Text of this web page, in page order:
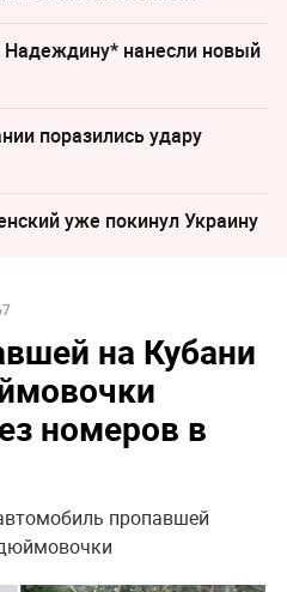
нанесли новый
поразились удару
уже покинул Украину
на Кубани
номеров в
пропавшей